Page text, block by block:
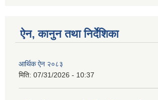
ऐन, कानुन तथा निर्देशिका
आर्थिक ऐन २०८३
मिति: 07/31/2026 - 10:37